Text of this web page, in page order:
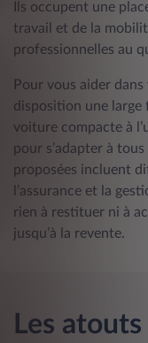
Ils occupent une
travail et de la
professionnelles au
Pour vous aider
disposition une large
voiture compacte à
pour s’adapter à
proposées incluent
l’assurance et la
rien à restituer ni à
jusqu’à la revente.
Les